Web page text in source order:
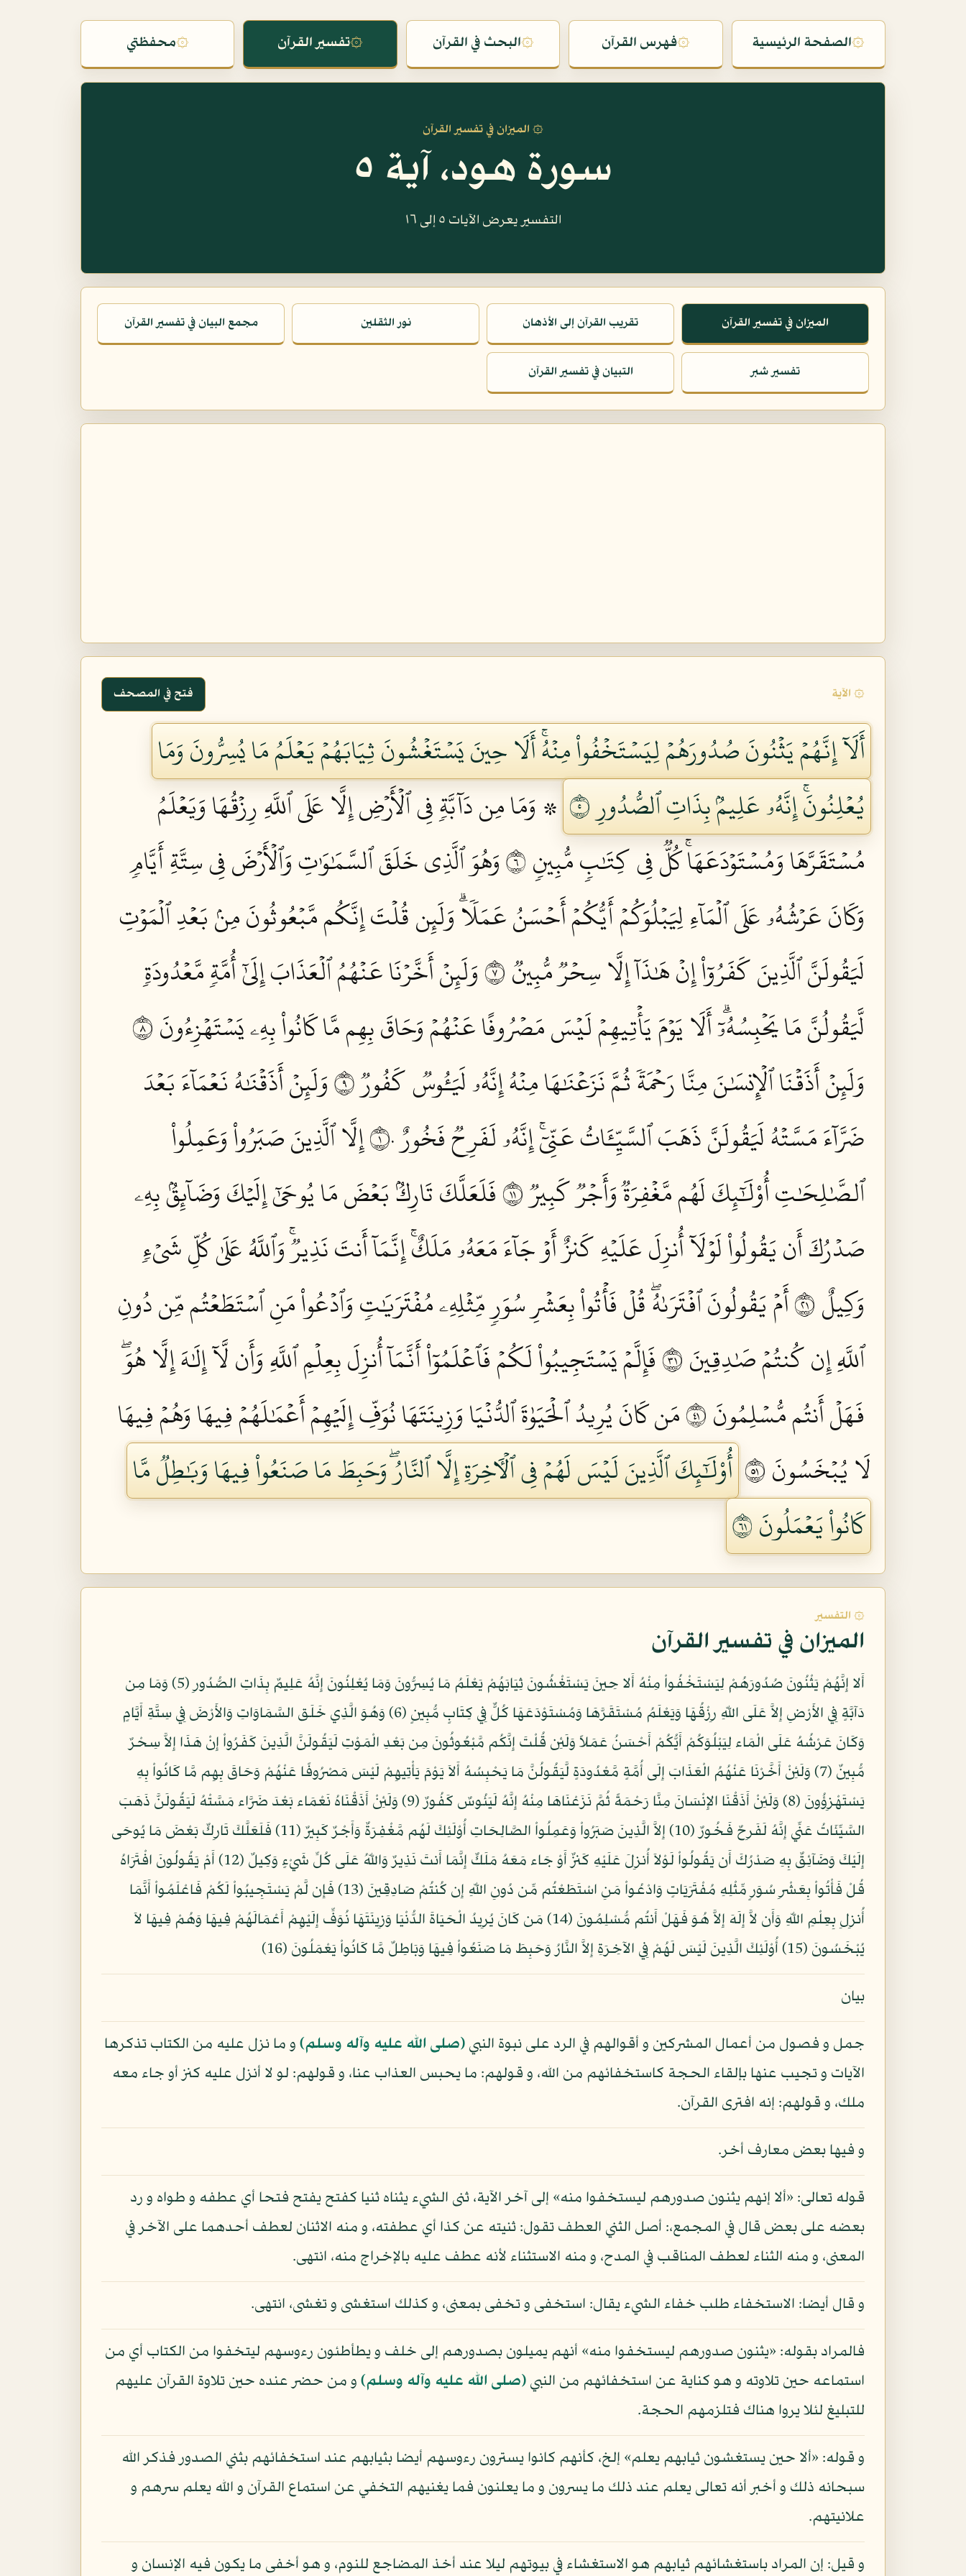
۞الصفحة الرئيسية ۞فهرس القرآن ۞البحث في القرآن ۞تفسير القرآن ۞محفظتي
۞ الميزان في تفسير القرآن
سورة هود، آية ٥
التفسير يعرض الآيات ٥ إلى ١٦
الميزان في تفسير القرآن تقريب القرآن إلى الأذهان نور الثقلين مجمع البيان في تفسير القرآن
تفسير شبر التبيان في تفسير القرآن
۞ الآية فتح في المصحف
أَلَآ إِنَّهُمۡ يَثۡنُونَ صُدُورَهُمۡ لِيَسۡتَخۡفُواْ مِنۡهُۚ أَلَا حِينَ يَسۡتَغۡشُونَ ثِيَابَهُمۡ يَعۡلَمُ مَا يُسِرُّونَ وَمَا
يُعۡلِنُونَۚ إِنَّهُۥ عَلِيمُۢ بِذَاتِ ٱلصُّدُورِ ٥
۞ وَمَا مِن دَآبَّةٖ فِي ٱلۡأَرۡضِ إِلَّا عَلَى ٱللَّهِ رِزۡقُهَا وَيَعۡلَمُ
مُسۡتَقَرَّهَا وَمُسۡتَوۡدَعَهَاۚ كُلّٞ فِي كِتَٰبٖ مُّبِينٖ ٦
وَهُوَ ٱلَّذِي خَلَقَ ٱلسَّمَٰوَٰتِ وَٱلۡأَرۡضَ فِي سِتَّةِ أَيَّامٖ
وَكَانَ عَرۡشُهُۥ عَلَى ٱلۡمَآءِ لِيَبۡلُوَكُمۡ أَيُّكُمۡ أَحۡسَنُ عَمَلٗاۗ وَلَئِن قُلۡتَ إِنَّكُم مَّبۡعُوثُونَ مِنۢ بَعۡدِ ٱلۡمَوۡتِ
لَيَقُولَنَّ ٱلَّذِينَ كَفَرُوٓاْ إِنۡ هَٰذَآ إِلَّا سِحۡرٞ مُّبِينٞ ٧
وَلَئِنۡ أَخَّرۡنَا عَنۡهُمُ ٱلۡعَذَابَ إِلَىٰٓ أُمَّةٖ مَّعۡدُودَةٖ
لَّيَقُولُنَّ مَا يَحۡبِسُهُۥٓۗ أَلَا يَوۡمَ يَأۡتِيهِمۡ لَيۡسَ مَصۡرُوفًا عَنۡهُمۡ وَحَاقَ بِهِم مَّا كَانُواْ بِهِۦ يَسۡتَهۡزِءُونَ ٨
وَلَئِنۡ أَذَقۡنَا ٱلۡإِنسَٰنَ مِنَّا رَحۡمَةٗ ثُمَّ نَزَعۡنَٰهَا مِنۡهُ إِنَّهُۥ لَيَـُٔوسٞ كَفُورٞ ٩
وَلَئِنۡ أَذَقۡنَٰهُ نَعۡمَآءَ بَعۡدَ
ضَرَّآءَ مَسَّتۡهُ لَيَقُولَنَّ ذَهَبَ ٱلسَّيِّـَٔاتُ عَنِّيٓۚ إِنَّهُۥ لَفَرِحٞ فَخُورٌ ١٠
إِلَّا ٱلَّذِينَ صَبَرُواْ وَعَمِلُواْ
ٱلصَّٰلِحَٰتِ أُوْلَٰٓئِكَ لَهُم مَّغۡفِرَةٞ وَأَجۡرٞ كَبِيرٞ ١١
فَلَعَلَّكَ تَارِكُۢ بَعۡضَ مَا يُوحَىٰٓ إِلَيۡكَ وَضَآئِقُۢ بِهِۦ
صَدۡرُكَ أَن يَقُولُواْ لَوۡلَآ أُنزِلَ عَلَيۡهِ كَنزٌ أَوۡ جَآءَ مَعَهُۥ مَلَكٌۚ إِنَّمَآ أَنتَ نَذِيرٞۚ وَٱللَّهُ عَلَىٰ كُلِّ شَيۡءٖ
وَكِيلٌ ١٢
أَمۡ يَقُولُونَ ٱفۡتَرَىٰهُۖ قُلۡ فَأۡتُواْ بِعَشۡرِ سُوَرٖ مِّثۡلِهِۦ مُفۡتَرَيَٰتٖ وَٱدۡعُواْ مَنِ ٱسۡتَطَعۡتُم مِّن دُونِ
ٱللَّهِ إِن كُنتُمۡ صَٰدِقِينَ ١٣
فَإِلَّمۡ يَسۡتَجِيبُواْ لَكُمۡ فَٱعۡلَمُوٓاْ أَنَّمَآ أُنزِلَ بِعِلۡمِ ٱللَّهِ وَأَن لَّآ إِلَٰهَ إِلَّا هُوَۖ
فَهَلۡ أَنتُم مُّسۡلِمُونَ ١٤
مَن كَانَ يُرِيدُ ٱلۡحَيَوٰةَ ٱلدُّنۡيَا وَزِينَتَهَا نُوَفِّ إِلَيۡهِمۡ أَعۡمَٰلَهُمۡ فِيهَا وَهُمۡ فِيهَا
لَا يُبۡخَسُونَ ١٥
أُوْلَٰٓئِكَ ٱلَّذِينَ لَيۡسَ لَهُمۡ فِي ٱلۡأٓخِرَةِ إِلَّا ٱلنَّارُۖ وَحَبِطَ مَا صَنَعُواْ فِيهَا وَبَٰطِلٞ مَّا
كَانُواْ يَعۡمَلُونَ ١٦
۞ التفسير
الميزان في تفسير القرآن
أَلا إِنَّهُمْ يَثْنُونَ صُدُورَهُمْ لِيَسْتَخْفُواْ مِنْهُ أَلا حِينَ يَسْتَغْشُونَ ثِيَابَهُمْ يَعْلَمُ مَا يُسِرُّونَ وَمَا يُعْلِنُونَ إِنَّهُ عَلِيمٌ بِذَاتِ الصُّدُورِ (5) وَمَا مِن
دَآبَّةٍ فِي الأَرْضِ إِلاَّ عَلَى اللّهِ رِزْقُهَا وَيَعْلَمُ مُسْتَقَرَّهَا وَمُسْتَوْدَعَهَا كُلٌّ فِي كِتَابٍ مُّبِينٍ (6) وَهُوَ الَّذِي خَلَق السَّمَاوَاتِ وَالأَرْضَ فِي سِتَّةِ أَيَّامٍ
وَكَانَ عَرْشُهُ عَلَى الْمَاء لِيَبْلُوَكُمْ أَيُّكُمْ أَحْسَنُ عَمَلاً وَلَئِن قُلْتَ إِنَّكُم مَّبْعُوثُونَ مِن بَعْدِ الْمَوْتِ لَيَقُولَنَّ الَّذِينَ كَفَرُواْ إِنْ هَذَا إِلاَّ سِحْرٌ
مُّبِينٌ (7) وَلَئِنْ أَخَّرْنَا عَنْهُمُ الْعَذَابَ إِلَى أُمَّةٍ مَّعْدُودَةٍ لَّيَقُولُنَّ مَا يَحْبِسُهُ أَلاَ يَوْمَ يَأْتِيهِمْ لَيْسَ مَصْرُوفًا عَنْهُمْ وَحَاقَ بِهِم مَّا كَانُواْ بِهِ
يَسْتَهْزِؤُونَ (8) وَلَئِنْ أَذَقْنَا الإِنْسَانَ مِنَّا رَحْمَةً ثُمَّ نَزَعْنَاهَا مِنْهُ إِنَّهُ لَيَئُوسٌ كَفُورٌ (9) وَلَئِنْ أَذَقْنَاهُ نَعْمَاء بَعْدَ ضَرَّاء مَسَّتْهُ لَيَقُولَنَّ ذَهَبَ
السَّيِّئَاتُ عَنِّي إِنَّهُ لَفَرِحٌ فَخُورٌ (10) إِلاَّ الَّذِينَ صَبَرُواْ وَعَمِلُواْ الصَّالِحَاتِ أُوْلَئِكَ لَهُم مَّغْفِرَةٌ وَأَجْرٌ كَبِيرٌ (11) فَلَعَلَّكَ تَارِكٌ بَعْضَ مَا يُوحَى
إِلَيْكَ وَضَآئِقٌ بِهِ صَدْرُكَ أَن يَقُولُواْ لَوْلاَ أُنزِلَ عَلَيْهِ كَنزٌ أَوْ جَاء مَعَهُ مَلَكٌ إِنَّمَا أَنتَ نَذِيرٌ وَاللّهُ عَلَى كُلِّ شَيْءٍ وَكِيلٌ (12) أَمْ يَقُولُونَ افْتَرَاهُ
قُلْ فَأْتُواْ بِعَشْرِ سُوَرٍ مِّثْلِهِ مُفْتَرَيَاتٍ وَادْعُواْ مَنِ اسْتَطَعْتُم مِّن دُونِ اللّهِ إِن كُنتُمْ صَادِقِينَ (13) فَإِن لَّمْ يَسْتَجِيبُواْ لَكُمْ فَاعْلَمُواْ أَنَّمَا
أُنزِلِ بِعِلْمِ اللّهِ وَأَن لاَّ إِلَهَ إِلاَّ هُوَ فَهَلْ أَنتُم مُّسْلِمُونَ (14) مَن كَانَ يُرِيدُ الْحَيَاةَ الدُّنْيَا وَزِينَتَهَا نُوَفِّ إِلَيْهِمْ أَعْمَالَهُمْ فِيهَا وَهُمْ فِيهَا لاَ
يُبْخَسُونَ (15) أُوْلَئِكَ الَّذِينَ لَيْسَ لَهُمْ فِي الآخِرَةِ إِلاَّ النَّارُ وَحَبِطَ مَا صَنَعُواْ فِيهَا وَبَاطِلٌ مَّا كَانُواْ يَعْمَلُونَ (16)
بيان
جمل و فصول من أعمال المشركين و أقوالهم في الرد على نبوة النبي (صلى الله عليه وآله وسلم) و ما نزل عليه من الكتاب تذكرها
الآيات و تجيب عنها بإلقاء الحجة كاستخفائهم من الله، و قولهم: ما يحبس العذاب عنا، و قولهم: لو لا أنزل عليه كنز أو جاء معه
ملك، و قولهم: إنه افترى القرآن.
و فيها بعض معارف أخر.
قوله تعالى: «ألا إنهم يثنون صدورهم ليستخفوا منه» إلى آخر الآية، ثنى الشيء يثناه ثنيا كفتح يفتح فتحا أي عطفه و طواه و رد
بعضه على بعض قال في المجمع،: أصل الثني العطف تقول: ثنيته عن كذا أي عطفته، و منه الاثنان لعطف أحدهما على الآخر في
المعنى، و منه الثناء لعطف المناقب في المدح، و منه الاستثناء لأنه عطف عليه بالإخراج منه، انتهى.
و قال أيضا: الاستخفاء طلب خفاء الشيء يقال: استخفى و تخفى بمعنى، و كذلك استغشى و تغشى، انتهى.
فالمراد بقوله: «يثنون صدورهم ليستخفوا منه» أنهم يميلون بصدورهم إلى خلف و يطأطئون رءوسهم ليتخفوا من الكتاب أي من
استماعه حين تلاوته و هو كناية عن استخفائهم من النبي (صلى الله عليه وآله وسلم) و من حضر عنده حين تلاوة القرآن عليهم
للتبليغ لئلا يروا هناك فتلزمهم الحجة.
و قوله: «ألا حين يستغشون ثيابهم يعلم» إلخ، كأنهم كانوا يسترون رءوسهم أيضا بثيابهم عند استخفائهم بثني الصدور فذكر الله
سبحانه ذلك و أخبر أنه تعالى يعلم عند ذلك ما يسرون و ما يعلنون فما يغنيهم التخفي عن استماع القرآن و الله يعلم سرهم و
علانيتهم.
و قيل: إن المراد باستغشائهم ثيابهم هو الاستغشاء في بيوتهم ليلا عند أخذ المضاجع للنوم، و هو أخفى ما يكون فيه الإنسان و